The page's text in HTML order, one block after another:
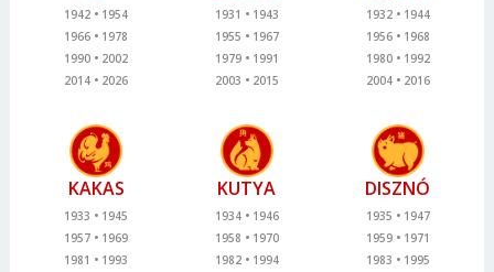
1942
1954
1966
1978
1990
2002
2014
2026
1931
1943
1955
1967
1979
1991
2003
2015
1932
1944
1956
1968
1980
1992
2004
2016
KAKAS
1933
1945
1957
1969
1981
1993
KUTYA
1934
1946
1958
1970
1982
1994
DISZNÓ
1935
1947
1959
1971
1983
1995